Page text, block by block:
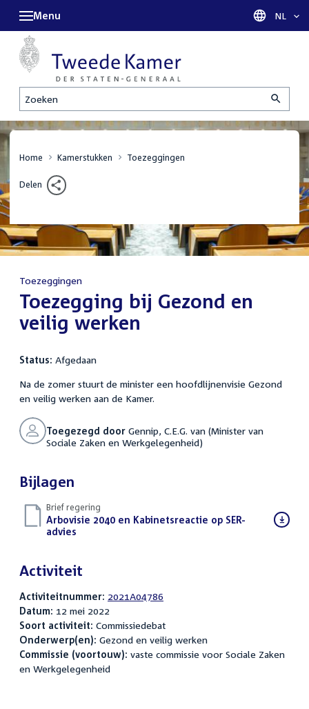
Zoeken
Menu Taal
NL
Home Kamerstukken Toezeggingen
Delen
Toezeggingen
:Toezegging bij Gezond en
veilig werken
Status: Afgedaan
Na de zomer stuurt de minister een hoofdlijnenvisie Gezond
en veilig werken aan de Kamer.
Toegezegd doorGennip, C.E.G. van (Minister van
Sociale Zaken en Werkgelegenheid)
Bijlagen
Brief regering
Download
bestand:
Arbovisie 2040 en Kabinetsreactie op SER-
advies
Activiteit
Activiteitnummer: 2021A04786
Datum: 12 mei 2022
Soort activiteit: Commissiedebat
Onderwerp(en): Gezond en veilig werken
Commissie (voortouw): vaste commissie voor Sociale Zaken
en Werkgelegenheid